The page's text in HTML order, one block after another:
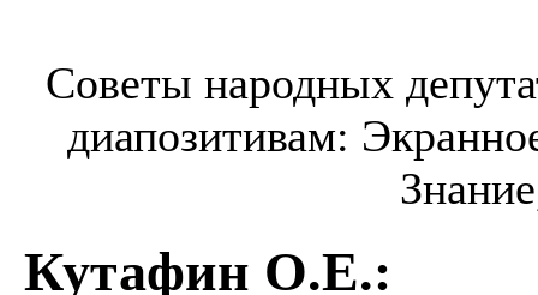
Советы народных
диапозитивам:
Кутафин О.Е.: